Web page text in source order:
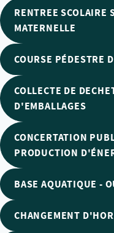
RENTREE SCOLAIRE
MATERNELLE
COURSE PÉDESTRE
COLLECTE DE
D'EMBALLAGES
CONCERTATION
PRODUCTION
BASE AQUATIQUE -
CHANGEMENT